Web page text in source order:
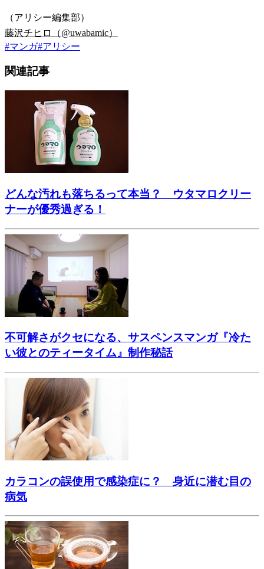
（アリシー編集部）
藤沢チヒロ（@uwabamic）
#マンガ#アリシー
関連記事
どんな汚れも落ちるって本当？ ウタマロクリー
ナーが優秀過ぎる！
不可解さがクセになる、サスペンスマンガ『冷た
い彼とのティータイム』制作秘話
カラコンの誤使用で感染症に？ 身近に潜む目の
病気